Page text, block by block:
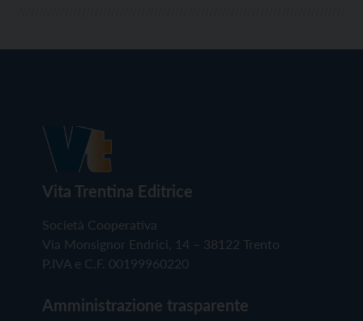
Vita Trentina Editrice
Società Cooperativa
Via Monsignor Endrici, 14 – 38122 Trento
P.IVA e C.F. 00199960220
Amministrazione trasparente